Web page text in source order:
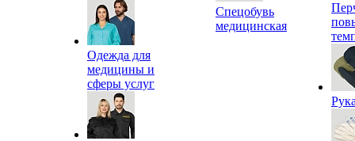
Одежда для
медицины и
сферы услуг
Спецобувь
медицинская